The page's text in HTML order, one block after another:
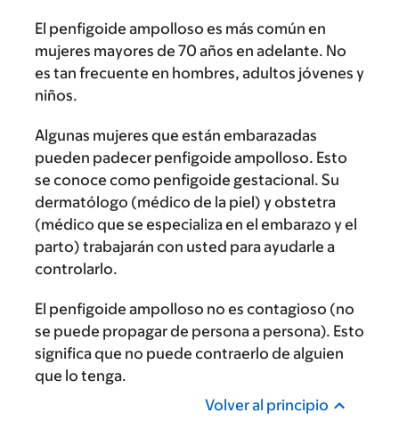
El penfigoide ampolloso es más común en
mujeres mayores de 70 años en adelante. No
es tan frecuente en hombres, adultos jóvenes y
niños.
Algunas mujeres que están embarazadas
pueden padecer penfigoide ampolloso. Esto
se conoce como penfigoide gestacional. Su
dermatólogo (médico de la piel) y obstetra
(médico que se especializa en el embarazo y el
parto) trabajarán con usted para ayudarle a
controlarlo.
El penfigoide ampolloso no es contagioso (no
se puede propagar de persona a persona). Esto
significa que no puede contraerlo de alguien
que lo tenga.
Volver al principio